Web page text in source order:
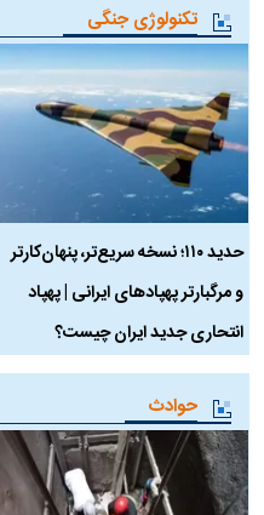
تکنولوژی جنگی
حدید ۱۱۰؛ نسخه سریع‌تر، پنهان‌کارتر
و مرگبارتر پهپادهای ایرانی | پهپاد
انتحاری جدید ایران چیست؟
حوادث